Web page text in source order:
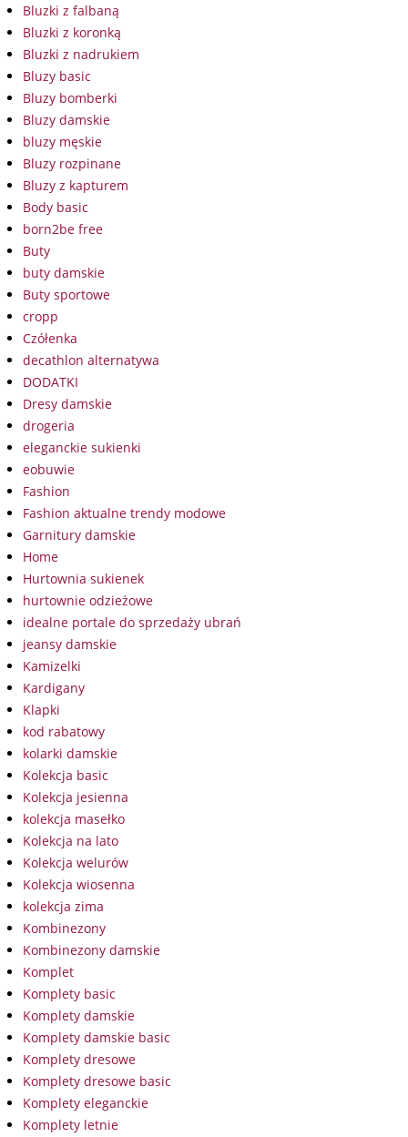
Bluzki z falbaną
Bluzki z koronką
Bluzki z nadrukiem
Bluzy basic
Bluzy bomberki
Bluzy damskie
bluzy męskie
Bluzy rozpinane
Bluzy z kapturem
Body basic
born2be free
Buty
buty damskie
Buty sportowe
cropp
Czółenka
decathlon alternatywa
DODATKI
Dresy damskie
drogeria
eleganckie sukienki
eobuwie
Fashion
Fashion aktualne trendy modowe
Garnitury damskie
Home
Hurtownia sukienek
hurtownie odzieżowe
idealne portale do sprzedaży ubrań
jeansy damskie
Kamizelki
Kardigany
Klapki
kod rabatowy
kolarki damskie
Kolekcja basic
Kolekcja jesienna
kolekcja masełko
Kolekcja na lato
Kolekcja welurów
Kolekcja wiosenna
kolekcja zima
Kombinezony
Kombinezony damskie
Komplet
Komplety basic
Komplety damskie
Komplety damskie basic
Komplety dresowe
Komplety dresowe basic
Komplety eleganckie
Komplety letnie